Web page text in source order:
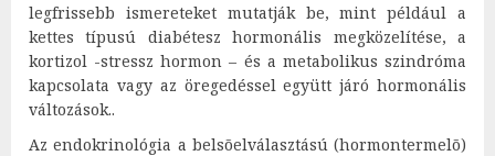
legfrissebb ismereteket mutatják be, mint például a
kettes típusú diabétesz hormonális megközelítése, a
kortizol -stressz hormon – és a metabolikus szindróma
kapcsolata vagy az öregedéssel együtt járó hormonális
változások..
Az endokrinológia a belsõelválasztású (hormontermelõ)